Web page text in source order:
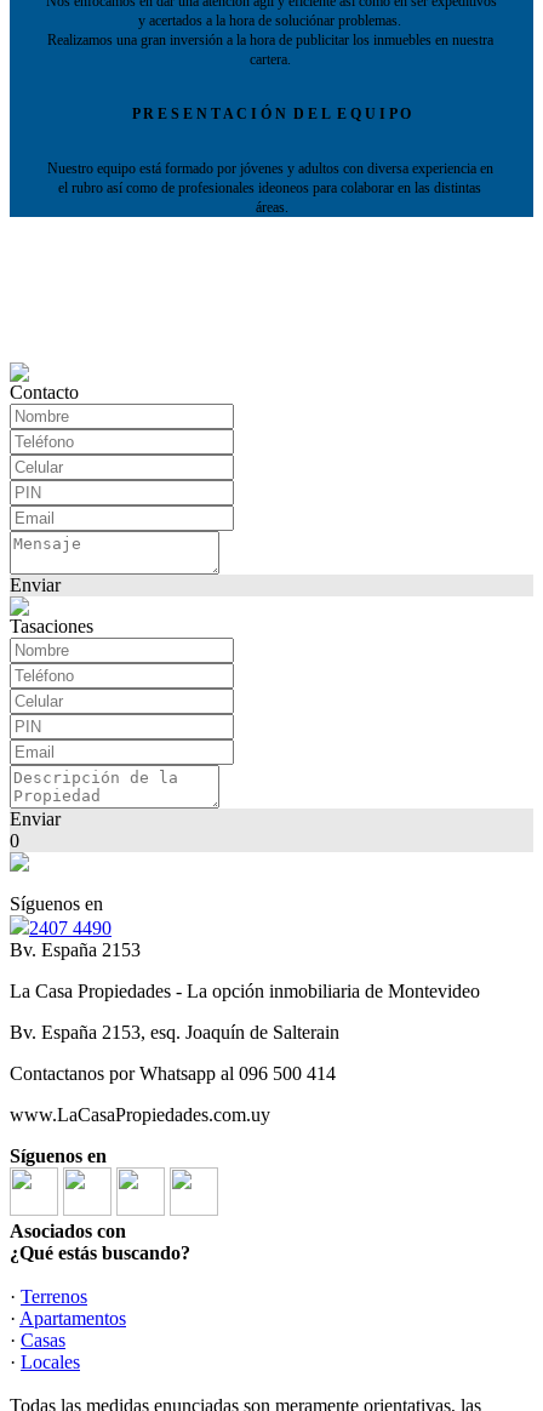
y acertados a la hora de soluciónar problemas.
Realizamos una gran inversión a la hora de publicitar los inmuebles en nuestra
cartera.
P R E S E N T A C I Ó N  D E L  E Q U I P O
Nuestro equipo está formado por jóvenes y adultos con diversa experiencia en
el rubro así como de profesionales ideoneos para colaborar en las distintas
áreas.
Contacto
Enviar
Tasaciones
Enviar
0
Síguenos en
2407 4490
Bv. España 2153
La Casa Propiedades - La opción inmobiliaria de Montevideo
Bv. España 2153, esq. Joaquín de Salterain
Contactanos por Whatsapp al 096 500 414
www.LaCasaPropiedades.com.uy
Síguenos en
Asociados con
¿Qué estás buscando?
· Terrenos
· Apartamentos
· Casas
· Locales
Todas las medidas enunciadas son meramente orientativas, las